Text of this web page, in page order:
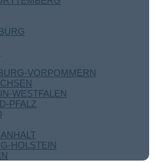
VORPOMMERN
WESTFALEN
PFALZ
HOLSTEIN